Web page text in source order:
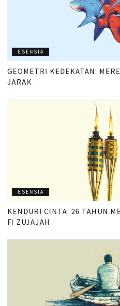
ESENSIA
GEOMETRI KEDEKATAN:
JARAK
ESENSIA
KENDURI CINTA: 26 TAHUN
FI ZUJAJAH